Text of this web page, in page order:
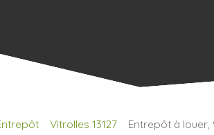
Vitrolles 13127 Entrepôt à louer,